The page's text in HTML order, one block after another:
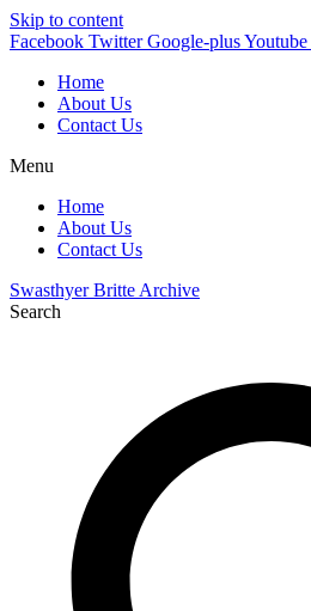
Skip to content
Facebook Twitter Google-plusYoutube
Home
About Us
Contact Us
Menu
Home
About Us
Contact Us
Swasthyer Britte Archive
Search